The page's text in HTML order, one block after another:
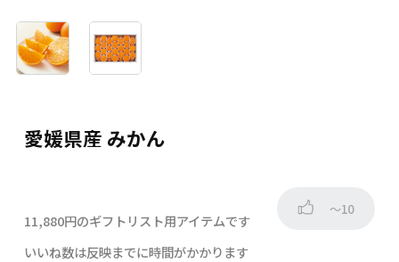
愛媛県産 みかん
11,880円のギフトリスト用アイテムです
～10
いいね数は反映までに時間がかかります